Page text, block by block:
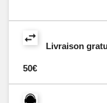
Livraison
50€